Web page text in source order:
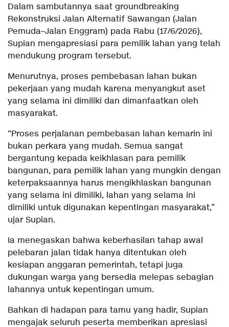
Dalam sambutannya saat groundbreaking
Rekonstruksi Jalan Alternatif Sawangan (Jalan
Pemuda–Jalan Enggram) pada Rabu (17/6/2026),
Supian mengapresiasi para pemilik lahan yang telah
mendukung program tersebut.
Menurutnya, proses pembebasan lahan bukan
pekerjaan yang mudah karena menyangkut aset
yang selama ini dimiliki dan dimanfaatkan oleh
masyarakat.
“Proses perjalanan pembebasan lahan kemarin ini
bukan perkara yang mudah. Semua sangat
bergantung kepada keikhlasan para pemilik
bangunan, para pemilik lahan yang mungkin dengan
keterpaksaannya harus mengikhlaskan bangunan
yang selama ini dimiliki, lahan yang selama ini
dimiliki untuk digunakan kepentingan masyarakat,”
ujar Supian.
Ia menegaskan bahwa keberhasilan tahap awal
pelebaran jalan tidak hanya ditentukan oleh
kesiapan anggaran pemerintah, tetapi juga
dukungan warga yang bersedia melepas sebagian
lahannya untuk kepentingan umum.
Bahkan di hadapan para tamu yang hadir, Supian
mengajak seluruh peserta memberikan apresiasi